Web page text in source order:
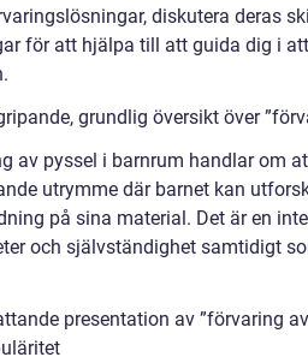
diskutera deras
för att hjälpa till att guida dig i
grundlig översikt över
av pyssel i barnrum handlar om
utrymme där barnet kan
på sina material. Det är en
och självständighet samtidigt
presentation av ”förvaring